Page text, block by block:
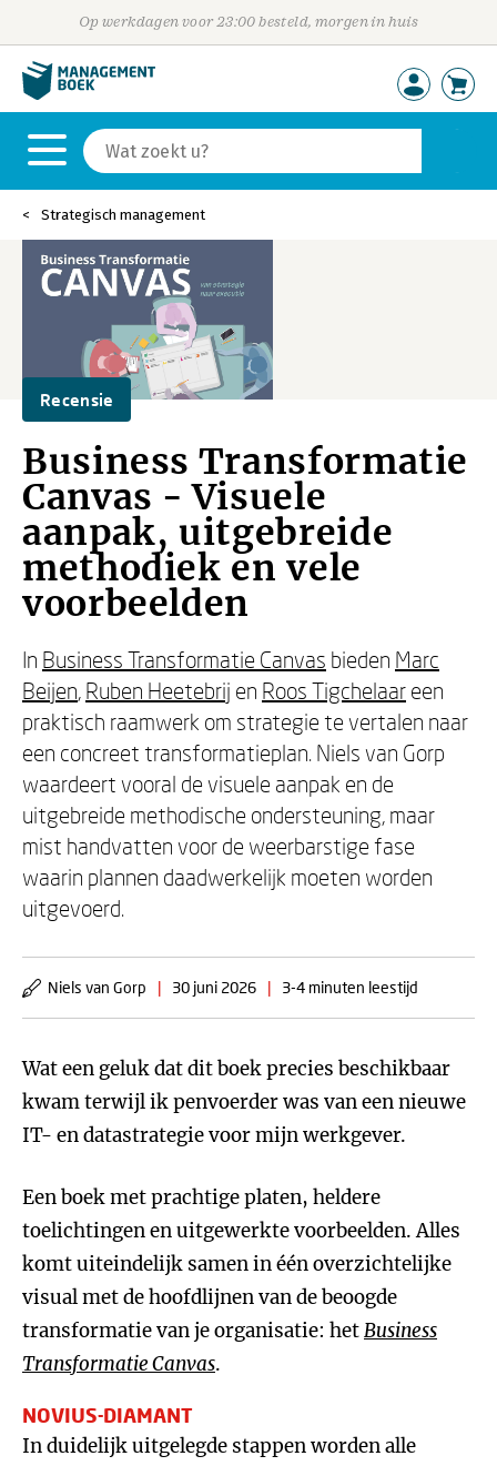
Op werkdagen voor 23:00 besteld, morgen in huis
Strategisch management
Recensie
Business Transformatie
Canvas - Visuele
aanpak, uitgebreide
methodiek en vele
voorbeelden
In Business Transformatie Canvas bieden Marc
Beijen, Ruben Heetebrij en Roos Tigchelaar een
praktisch raamwerk om strategie te vertalen naar
een concreet transformatieplan. Niels van Gorp
waardeert vooral de visuele aanpak en de
uitgebreide methodische ondersteuning, maar
mist handvatten voor de weerbarstige fase
waarin plannen daadwerkelijk moeten worden
uitgevoerd.
Niels van Gorp | 30 juni 2026 | 3-4 minuten leestijd
Wat een geluk dat dit boek precies beschikbaar
kwam terwijl ik penvoerder was van een nieuwe
IT- en datastrategie voor mijn werkgever.
Een boek met prachtige platen, heldere
toelichtingen en uitgewerkte voorbeelden. Alles
komt uiteindelijk samen in één overzichtelijke
visual met de hoofdlijnen van de beoogde
transformatie van je organisatie: hetBusiness
Transformatie Canvas.
NOVIUS-DIAMANT
In duidelijk uitgelegde stappen worden alle